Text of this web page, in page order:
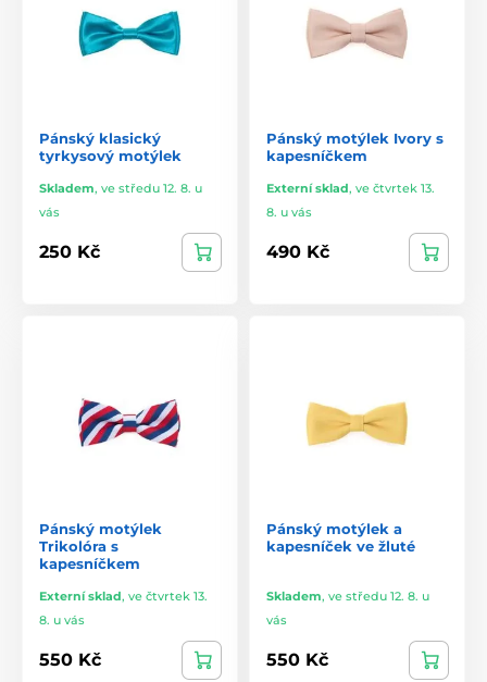
Pánský klasický
tyrkysový motýlek
Skladem, ve středu 12. 8. u
vás
250 Kč
Pánský motýlek Ivory s
kapesníčkem
Externí sklad, ve čtvrtek 13.
8. u vás
490 Kč
Pánský motýlek
Trikolóra s
kapesníčkem
Externí sklad, ve čtvrtek 13.
8. u vás
550 Kč
Pánský motýlek a
kapesníček ve žluté
Skladem, ve středu 12. 8. u
vás
550 Kč